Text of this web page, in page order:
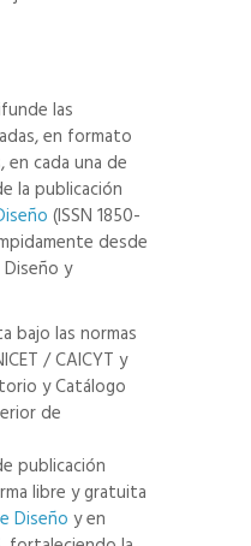
las
en formato
en cada una de
la publicación
(ISSN 1850-
desde
y
bajo las normas
/ CAICYT y
y Catálogo
de
publicación
libre y gratuita
Diseño y en